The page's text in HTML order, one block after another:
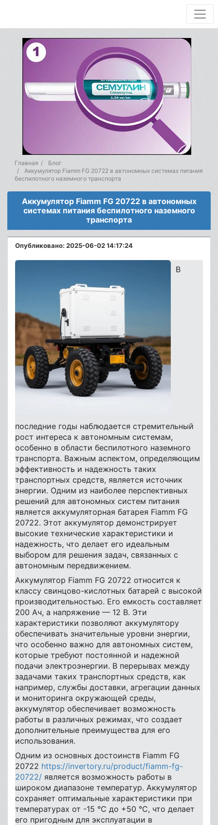
Главная
Блог
Аккумулятор Fiamm FG 20722 в автономных системах питания
беспилотного наземного транспорта
Аккумулятор Fiamm FG 20722 в автономных
системах питания беспилотного наземного
транспорта
Опубликовано: 2025-06-02 14:17:24
В
последние годы наблюдается стремительный
рост интереса к автономным системам,
особенно в области беспилотного наземного
транспорта. Важным аспектом, определяющим
эффективность и надежность таких
транспортных средств, является источник
энергии. Одним из наиболее перспективных
решений для автономных систем питания
является аккумуляторная батарея Fiamm FG
20722. Этот аккумулятор демонстрирует
высокие технические характеристики и
надежность, что делает его идеальным
выбором для решения задач, связанных с
автономным передвижением.
Аккумулятор Fiamm FG 20722 относится к
классу свинцово-кислотных батарей с высокой
производительностью. Его емкость составляет
200 Ач, а напряжение — 12 В. Эти
характеристики позволяют аккумулятору
обеспечивать значительные уровни энергии,
что особенно важно для автономных систем,
которые требуют постоянной и надежной
подачи электроэнергии. В перерывах между
задачами таких транспортных средств, как
например, службы доставки, агрегации данных
и мониторинга окружающей среды,
аккумулятор обеспечивает возможность
работы в различных режимах, что создает
дополнительные преимущества для его
использования.
Одним из основных достоинств Fiamm FG
20722 https://invertory.ru/product/fiamm-fg-
20722/ является возможность работы в
широком диапазоне температур. Аккумулятор
сохраняет оптимальные характеристики при
температурах от -15 °C до +50 °C, что делает
его пригодным для эксплуатации в